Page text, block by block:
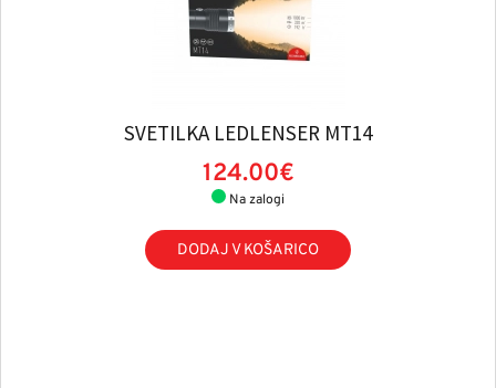
SVETILKA LEDLENSER MT14
124.00€
Na zalogi
DODAJ V KOŠARICO